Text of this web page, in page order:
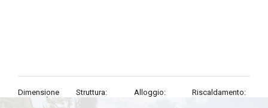
Dimensione
proprietà:
Struttura:
Alloggio:
Riscaldamento: